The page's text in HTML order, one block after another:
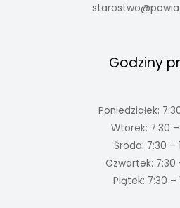
Godziny
Poniedziałek:
Wtorek: 7:30 –
Środa: 7:30 –
Czwartek: 7:30
Piątek: 7:30 –